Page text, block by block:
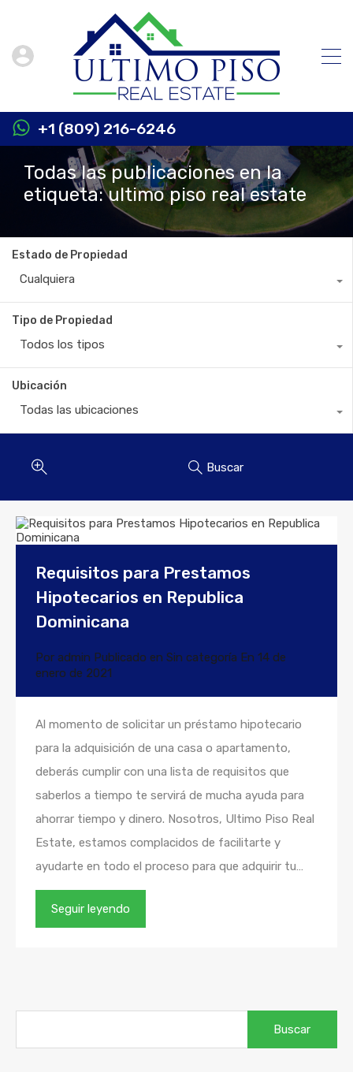
+1 (809) 216-6246
Todas las publicaciones en la
etiqueta: ultimo piso real estate
Estado de Propiedad
Cualquiera
Tipo de Propiedad
Todos los tipos
Ubicación
Todas las ubicaciones
Buscar
Requisitos para Prestamos
Hipotecarios en Republica
Dominicana
Por admin Publicado en Sin categoría En 14 de
enero de 2021
Al momento de solicitar un préstamo hipotecario
para la adquisición de una casa o apartamento,
deberás cumplir con una lista de requisitos que
saberlos a tiempo te servirá de mucha ayuda para
ahorrar tiempo y dinero. Nosotros, Ultimo Piso Real
Estate, estamos complacidos de facilitarte y
ayudarte en todo el proceso para que adquirir tu…
Seguir leyendo